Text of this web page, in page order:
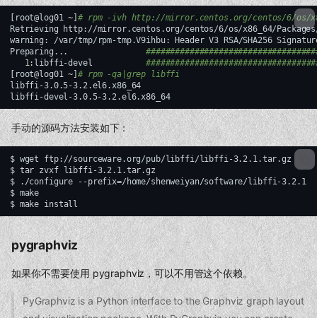
root@log01 ~ ]# rpm -ivh http://mirror.centos.org/centos/6/os/
Retrieving
http://mirror.centos.org/centos/6/os/x86_64/
warning:
/var/tmp/rpm-tmp.V9ihbu: Header V3 RSA/SHA256
Preparing...
1:libffi-devel
root@log01 ~ ]# rpm -qa|grep libffi
libffi-3.0.5-3.2.el6.x86_64
libffi-devel-3.0.5-3.2.el6.x86_64
手动的源码方法安装如下：
$ wget
ftp://sourceware.org/pub/libffi/libffi-3.2.1.tar.gz
$ tar zvxf libffi-3.2.1.tar.gz
$
./configure --prefix=/home/shenweiyan/software/libffi-3.2.1
$ make
$ make
pygraphviz
如果你不需要使用 pygraphviz，可以不用管这个依赖。
PyGraphviz is a Python interface to the Graphviz graph layout